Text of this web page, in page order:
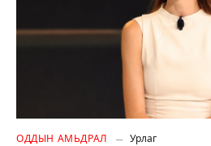
ОДДЫН АМЬДРАЛ Урлаг